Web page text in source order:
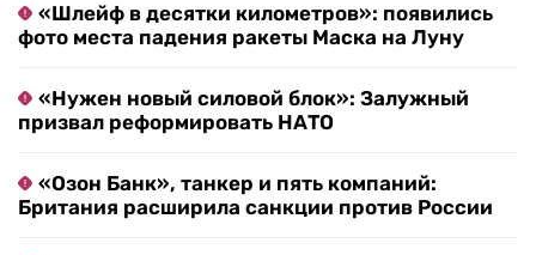
«Шлейф в десятки километров»: появились
фото места падения ракеты Маска на Луну
«Нужен новый силовой блок»: Залужный
призвал реформировать НАТО
«Озон Банк», танкер и пять компаний:
Британия расширила санкции против России